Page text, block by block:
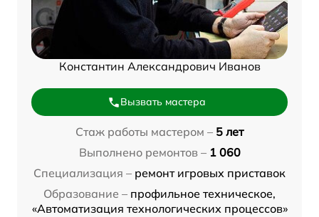
Константин Александрович Иванов
Вызвать мастера
Стаж работы мастером – 5 лет
Выполнено ремонтов – 1 060
Специализация – ремонт игровых приставок
Образование – профильное техническое,
«Автоматизация технологических процессов»